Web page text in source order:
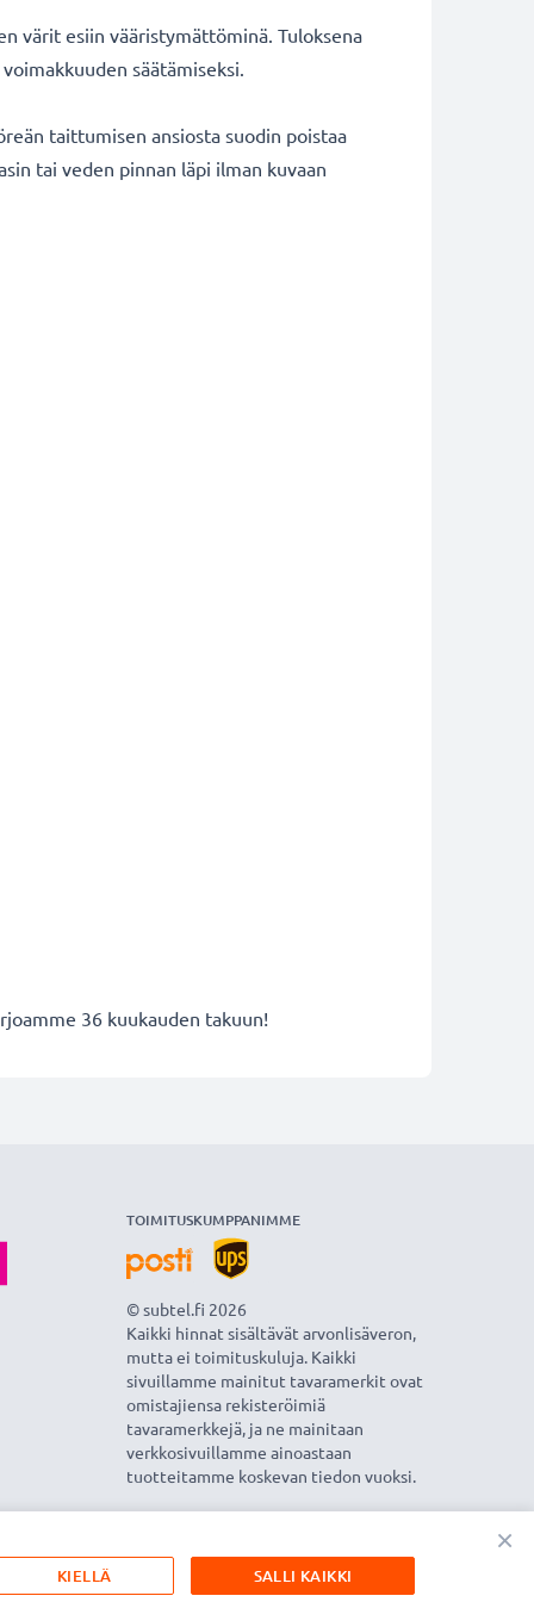
värit esiin vääristymättöminä. Tuloksena
säätämiseksi.
taittumisen ansiosta suodin poistaa
tai veden pinnan läpi ilman kuvaan
36 kuukauden takuun!
TOIMITUSKUMPPANIMME
© subtel.fi 2026
Kaikki hinnat sisältävät arvonlisäveron,
mutta ei toimituskuluja. Kaikki
sivuillamme mainitut tavaramerkit ovat
omistajiensa rekisteröimiä
tavaramerkkejä, ja ne mainitaan
verkkosivuillamme ainoastaan
tuotteitamme koskevan tiedon vuoksi.
×
SALLI KAIKKI
KIELLÄ